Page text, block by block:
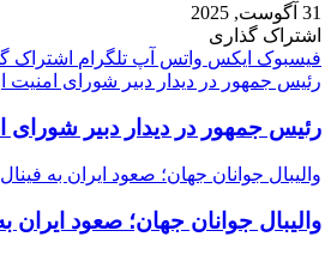
31 آگوست, 2025
اشتراک گذاری
فیسبوک ایکس واتس آپ تلگرام اشتراک
رئیس جمهور در دیدار دبیر شورای امنیت
رئیس جمهور در دیدار دبیر شورای
والیبال جوانان جهان؛ صعود ایران به فینال
والیبال جوانان جهان؛ صعود ایران